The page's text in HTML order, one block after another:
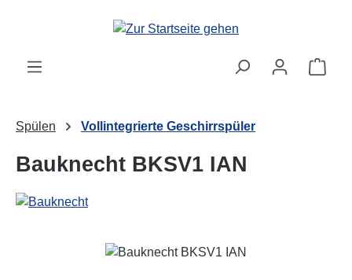
Zum Hauptinhalt springen
Spülen Vollintegrierte Geschirrspüler
Bauknecht BKSV1 IAN
Bildergalerie überspringen